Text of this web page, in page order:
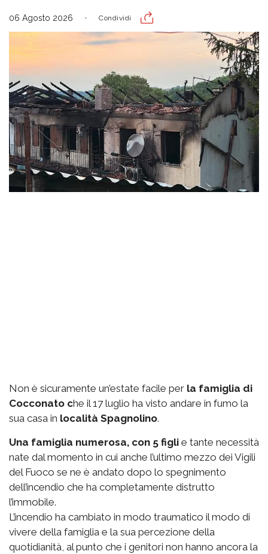
06 Agosto 2026 Condividi
Non è sicuramente un’estate facile per la famiglia di
Cocconato che il 17 luglio ha visto andare in fumo la
sua casa in località Spagnolino.
Una famiglia numerosa, con 5 figli e tante necessità
nate dal momento in cui anche l’ultimo mezzo dei Vigili
del Fuoco se ne è andato dopo lo spegnimento
dell’incendio che ha completamente distrutto
l’immobile.
L’incendio ha cambiato in modo traumatico il modo di
vivere della famiglia e la sua percezione della
quotidianità, al punto che i genitori non hanno ancora la